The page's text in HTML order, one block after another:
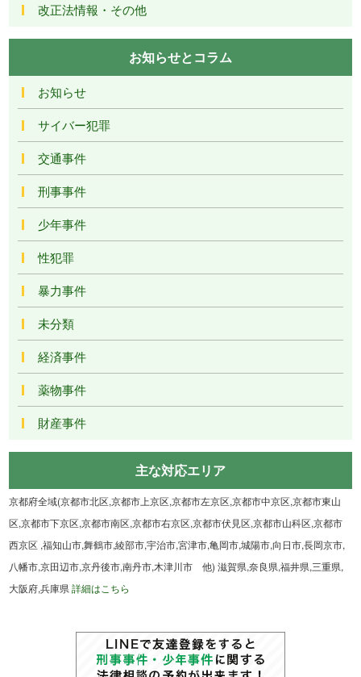
改正法情報・その他
お知らせとコラム
お知らせ
サイバー犯罪
交通事件
刑事事件
少年事件
性犯罪
暴力事件
未分類
経済事件
薬物事件
財産事件
主な対応エリア
京都府全域(京都市北区,京都市上京区,京都市左京区,京都市中京区,京都市東山
区,京都市下京区,京都市南区,京都市右京区,京都市伏見区,京都市山科区,京都市
西京区 ,福知山市,舞鶴市,綾部市,宇治市,宮津市,亀岡市,城陽市,向日市,長岡京市,
八幡市,京田辺市,京丹後市,南丹市,木津川市 他) 滋賀県,奈良県,福井県,三重県,
大阪府,兵庫県詳細はこちら